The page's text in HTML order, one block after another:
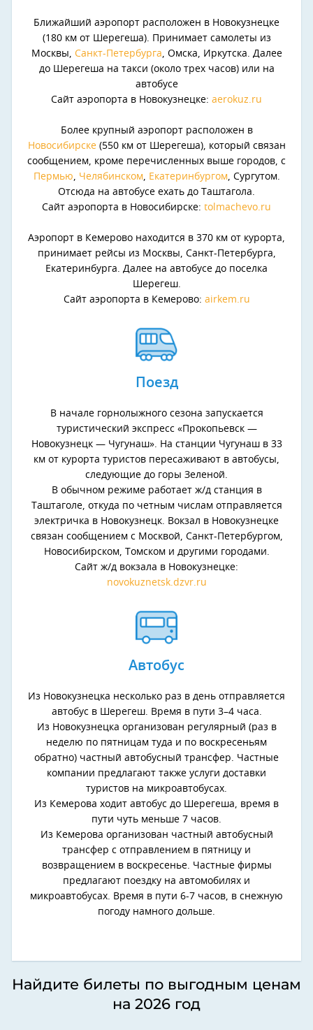
Ближайший аэропорт расположен в Новокузнецке
(180 км от Шерегеша). Принимает самолеты из
Москвы, Санкт-Петербурга , Омска, Иркутска. Далее
до Шерегеша на такси (около трех часов) или на
автобусе
Сайт аэропорта в Новокузнецке: aerokuz.ru
Более крупный аэропорт расположен в
Новосибирске(550 км от Шерегеша), который связан
сообщением, кроме перечисленных выше городов, с
Пермью
Челябинском, Екатеринбургом, Сургутом.
Отсюда на автобусе ехать до Таштагола.
Сайт аэропорта в Новосибирске: tolmachevo.ru
Аэропорт в Кемерово находится в 370 км от курорта,
принимает рейсы из Москвы, Санкт-Петербурга,
Екатеринбурга. Далее на автобусе до поселка
Шерегеш.
Сайт аэропорта в Кемерово: airkem.ru
Поезд
В начале горнолыжного сезона запускается
туристический экспресс «Прокопьевск —
Новокузнецк — Чугунаш». На станции Чугунаш в 33
км от курорта туристов пересаживают в автобусы,
следующие до горы Зеленой.
В обычном режиме работает ж/д станция в
Таштаголе, откуда по четным числам отправляется
электричка в Новокузнецк. Вокзал в Новокузнецке
связан сообщением с Москвой, Санкт-Петербургом,
Новосибирском, Томском и другими городами.
Сайт ж/д вокзала в Новокузнецке:
novokuznetsk.dzvr.ru
Автобус
Из Новокузнецка несколько раз в день отправляется
автобус в Шерегеш. Время в пути 3–4 часа.
Из Новокузнецка организован регулярный (раз в
неделю по пятницам туда и по воскресеньям
обратно) частный автобусный трансфер. Частные
компании предлагают также услуги доставки
туристов на микроавтобусах.
Из Кемерова ходит автобус до Шерегеша, время в
пути чуть меньше 7 часов.
Из Кемерова организован частный автобусный
трансфер с отправлением в пятницу и
возвращением в воскресенье. Частные фирмы
предлагают поездку на автомобилях и
микроавтобусах. Время в пути 6-7 часов, в снежную
погоду намного дольше.
Найдите билеты по выгодным ценам
на 2026 год